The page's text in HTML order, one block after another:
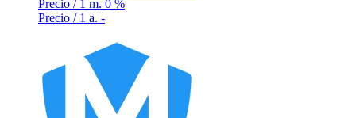
Precio / 1 m. 0 %
Precio / 1 a. -